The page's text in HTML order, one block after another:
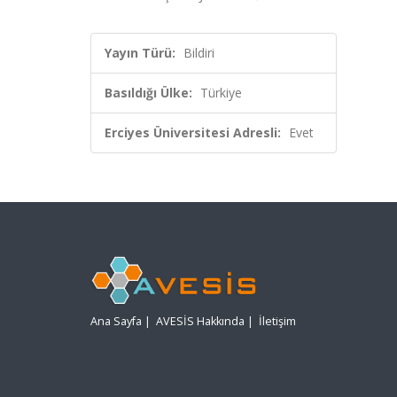
Yayın Türü: Bildiri
Basıldığı Ülke: Türkiye
Erciyes Üniversitesi Adresli: Evet
Ana Sayfa | AVESİS Hakkında | İletişim